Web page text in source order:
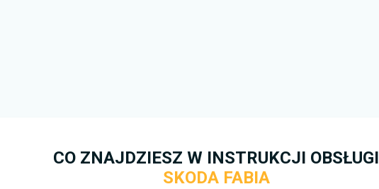
CO ZNAJDZIESZ W INSTRUKCJI OBSŁUGI
SKODA FABIA